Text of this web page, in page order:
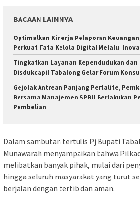
BACAAN LAINNYA
Optimalkan Kinerja Pelaporan
Perkuat Tata Kelola Digital Melalui
Tingkatkan Layanan Kependudukan
Disdukcapil Tabalong Gelar Forum
Gejolak Antrean Panjang Pertalite,
Bersama Manajemen SPBU Berlakukan
Pembelian
Dalam sambutan tertulis Pj Bupati
Munawarah menyampaikan bahwa
melibatkan banyak pihak, mulai dari
hingga seluruh masyarakat yang turut
berjalan dengan tertib dan aman.